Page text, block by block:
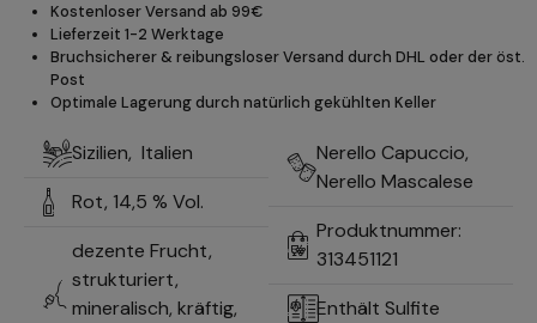
Kostenloser Versand ab 99€
Lieferzeit 1-2 Werktage
Bruchsicherer & reibungsloser Versand durch DHL oder der öst.
Post
Optimale Lagerung durch natürlich gekühlten Keller
Sizilien, Italien
Rot, 14,5 % Vol.
dezente Frucht,
strukturiert,
mineralisch, kräftig,
Nerello Capuccio,
Nerello Mascalese
Produktnummer:
313451121
Enthält Sulfite